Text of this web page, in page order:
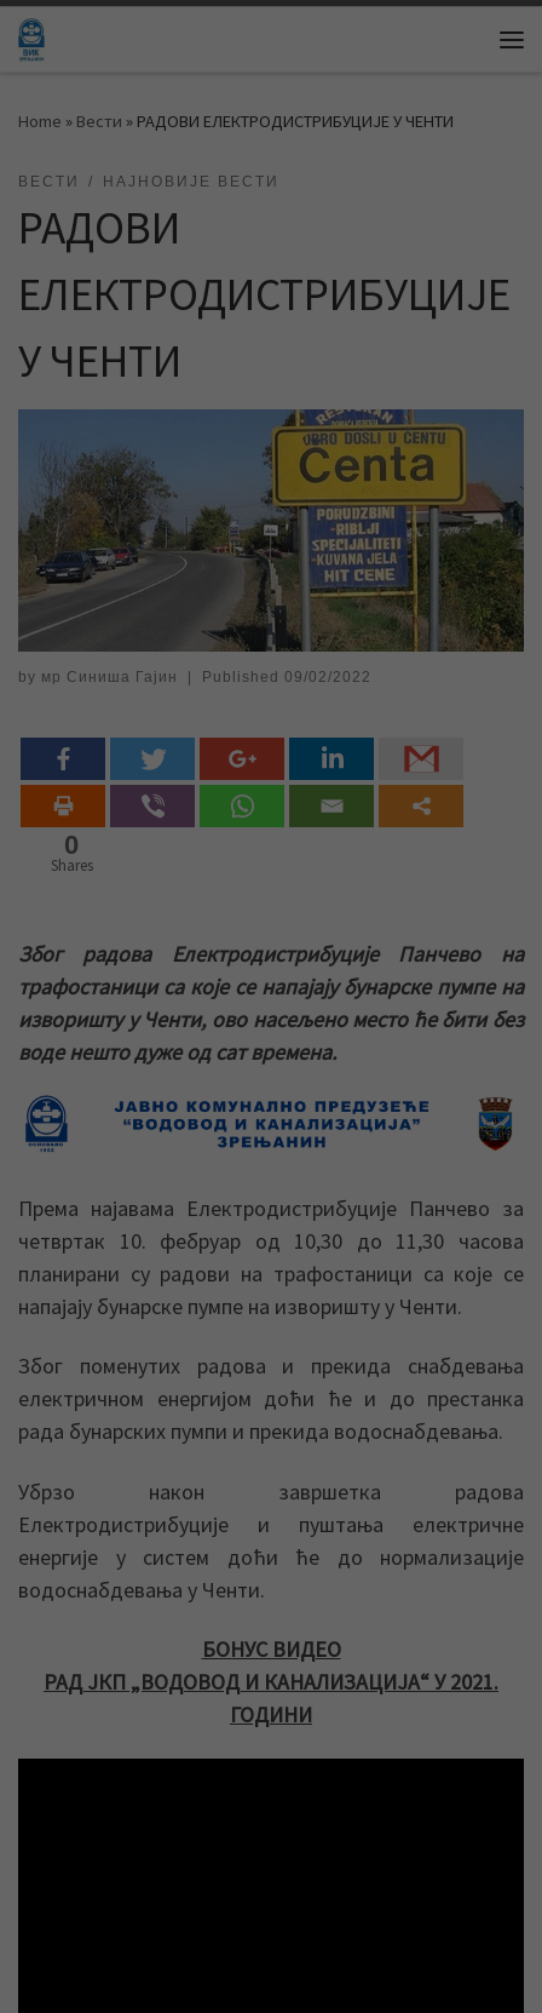
Skip to content
Home » Вести » РАДОВИ ЕЛЕКТРОДИСТРИБУЦИЈЕ У ЧЕНТИ
ВЕСТИ НАЈНОВИЈЕ ВЕСТИ
РАДОВИ
ЕЛЕКТРОДИСТРИБУЦИЈЕ
У ЧЕНТИ
by мр Синиша Гајин Published 09/02/2022
0
Shares
Због радова Електродистрибуције Панчево на
трафостаници са које се напајају бунарске пумпе на
изворишту у Ченти, ово насељено место ће бити без
воде нешто дуже од сат времена.
Према најавама Електродистрибуције Панчево за
четвртак 10. фебруар од 10,30 до 11,30 часова
планирани су радови на трафостаници са које се
напајају бунарске пумпе на изворишту у Ченти.
Због поменутих радова и прекида снабдевања
електричном енергијом доћи ће и до престанка
рада бунарских пумпи и прекида водоснабдевања.
Убрзо након завршетка радова
Електродистрибуције и пуштања електричне
енергије у систем доћи ће до нормализације
водоснабдевања у Ченти.
БОНУС ВИДЕО
РАД ЈКП „ВОДОВОД И КАНАЛИЗАЦИЈА“ У 2021.
ГОДИНИ